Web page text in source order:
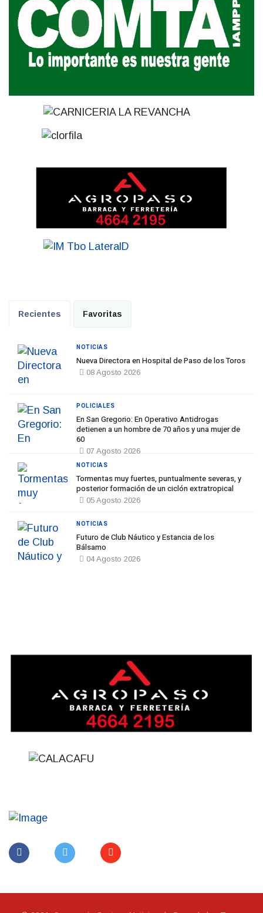
Recientes Favoritas
Nueva Directora en Hospital de Paso de los Toros
08 Agosto 2026
NOTICIAS
En San Gregorio: En Operativo Antidrogas
detienen a un hombre de 70 años y una mujer de
60
07 Agosto 2026
POLICIALES
Tormentas muy fuertes, puntualmente severas, y
posterior formación de un ciclón extratropical
05 Agosto 2026
NOTICIAS
Futuro de Club Náutico y Estancia de los
Bálsamo
04 Agosto 2026
NOTICIAS